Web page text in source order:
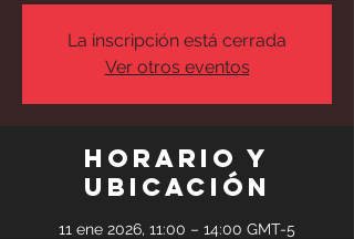
La inscripción está cerrada
Ver otros eventos
Horario y
ubicación
11 ene 2026, 11:00 – 14:00 GMT-5